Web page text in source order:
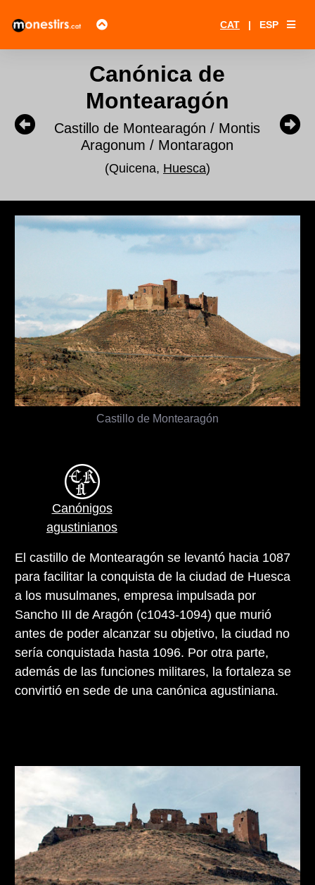
CAT | ESP
Canónica de
Montearagón
Castillo de Montearagón / Montis
Aragonum / Montaragon
(Quicena, Huesca)
Castillo de Montearagón
Canónigos
agustinianos
El castillo de Montearagón se levantó hacia 1087
para facilitar la conquista de la ciudad de Huesca
a los musulmanes, empresa impulsada por
Sancho III de Aragón (c1043-1094) que murió
antes de poder alcanzar su objetivo, la ciudad no
sería conquistada hasta 1096. Por otra parte,
además de las funciones militares, la fortaleza se
convirtió en sede de una canónica agustiniana.